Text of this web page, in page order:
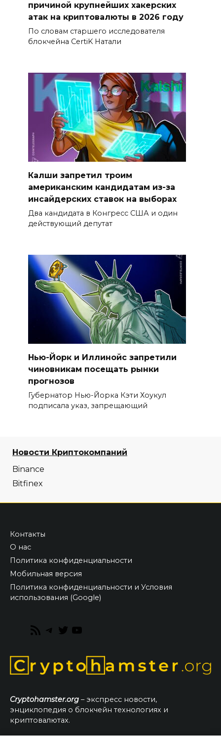
причиной крупнейших хакерских
атак на криптовалюты в 2026 году
По словам старшего исследователя
блокчейна CertiK Натали
Калши запретил троим
американским кандидатам из-за
инсайдерских ставок на выборах
Два кандидата в Конгресс США и один
действующий депутат
Нью-Йорк и Иллинойс запретили
чиновникам посещать рынки
прогнозов
Губернатор Нью-Йорка Кэти Хоукул
подписала указ, запрещающий
Новости Криптокомпаний
Binance
Bitfinex
Контакты
О нас
Политика конфиденциальности
Мобильная версия
Политика конфиденциальности и Условия
использования (Google)
RSS
Telegram
Twitter
Cryptohamster.org – экспресс новости,
энциклопедия о блокчейн технологиях и
криптовалютах.